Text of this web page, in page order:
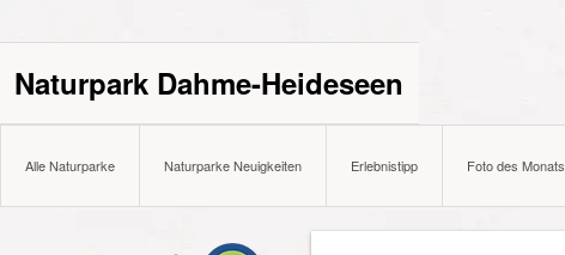
Naturpark Dahme-Heideseen
Alle Naturparke Naturparke Neuigkeiten Erlebnistipp Foto des Monats